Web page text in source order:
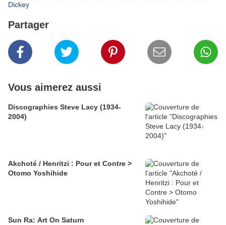
Dickey
Partager
Vous aimerez aussi
Discographies Steve Lacy (1934-
2004)
Akchoté / Henritzi : Pour et Contre >
Otomo Yoshihide
Sun Ra: Art On Saturn